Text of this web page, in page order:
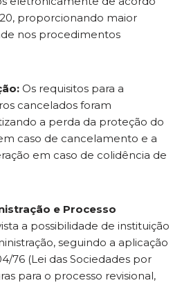
20, proporcionando maior
nos procedimentos
Os requisitos para a
cancelados foram
a perda da proteção do
caso de cancelamento e a
em caso de colidência de
e Processo
a possibilidade de instituição
seguindo a aplicação
76 (Lei das Sociedades por
para o processo revisional,